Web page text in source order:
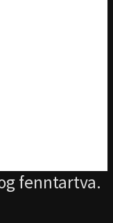
fenntartva.